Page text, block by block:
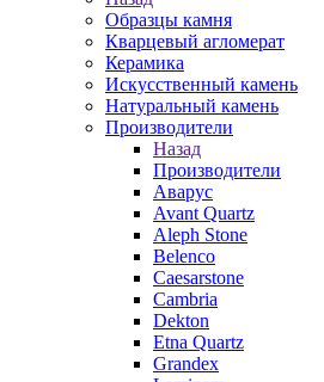
Образцы камня
Кварцевый агломерат
Керамика
Искусственный камень
Натуральный камень
Производители
Назад
Производители
Аварус
Avant Quartz
Aleph Stone
Belenco
Caesarstone
Cambria
Dekton
Etna Quartz
Grandex